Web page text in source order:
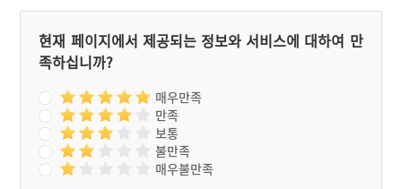
현재 페이지에서 제공되는 정보와 서비스에 대하여 만
족하십니까?
매우만족
만족
보통
불만족
매우불만족